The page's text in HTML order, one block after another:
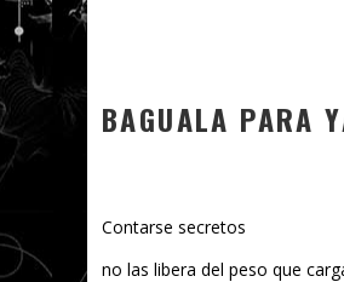
BAGUALA PARA
Contarse secretos
no las libera del peso que